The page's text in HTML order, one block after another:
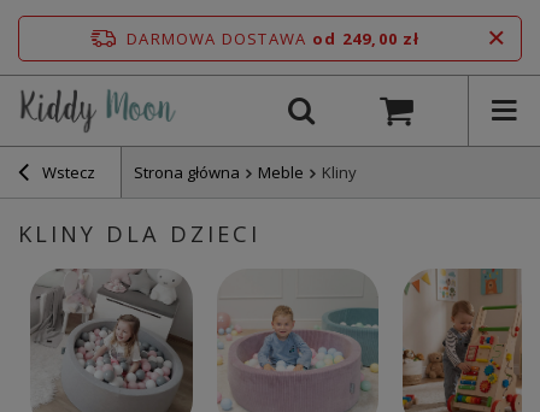
DARMOWA DOSTAWA od 249,00 zł
Wstecz Strona główna Meble Kliny
KLINY DLA DZIECI